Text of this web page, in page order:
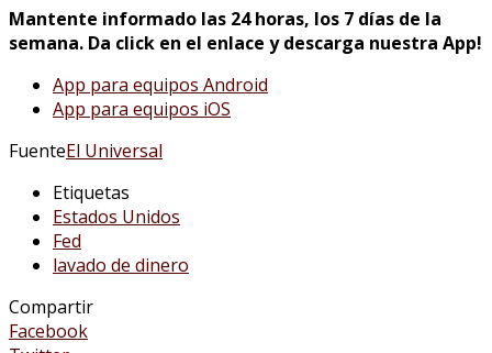
Mantente informado las 24 horas, los 7 días de la
semana. Da click en el enlace y descarga nuestra App!
App para equipos Android
App para equipos iOS
FuenteEl Universal
Etiquetas
Estados Unidos
Fed
lavado de dinero
Compartir
Facebook